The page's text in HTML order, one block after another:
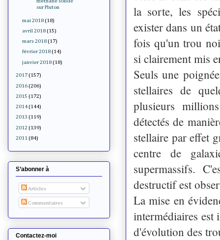
la sorte, les
exister dans un
fois qu'un trou
si clairement mis
Seuls une
stellaires de
plusieurs
détectés de
stellaire par effet
centre de
supermassifs.
destructif est
La mise en
intermédiaires est
d'évolution des
sur Pluton
mai 2018 (18)
avril 2018 (15)
mars 2018 (17)
février 2018 (14)
janvier 2018 (18)
2017 (157)
2016 (206)
2015 (172)
2014 (144)
2013 (119)
2012 (139)
2011 (84)
S’abonner à
Articles
Commentaires
Contactez-moi